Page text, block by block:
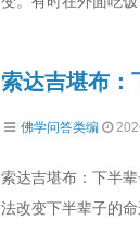
索达吉堪布：
佛学问答类编
索达吉堪布：下半
法改变下半辈子的